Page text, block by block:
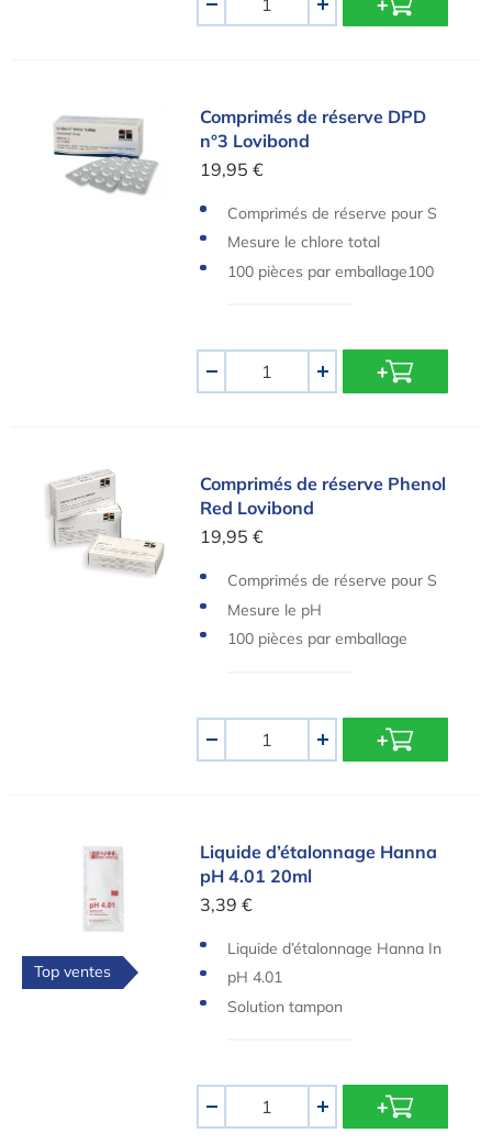
+
Comprimés de réserve DPD n°3 Lovibond
Comprimés de réserve DPD
n°3 Lovibond
19,95 €
Comprimés de réserve pour S
cuba II
Mesure le chlore total
100 pièces par emballage100
+
Comprimés de réserve Phenol Red Lovibond
Comprimés de réserve Phenol
Red Lovibond
19,95 €
Comprimés de réserve pour S
cuba ||
Mesure le pH
100 pièces par emballage
+
Liquide d’étalonnage Hanna pH 4.01 20ml
Top ventes
Liquide d’étalonnage Hanna
pH 4.01 20ml
3,39 €
Liquide d’étalonnage Hanna In
struments
pH 4.01
Solution tampon
+